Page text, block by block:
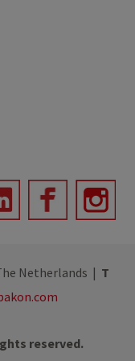
Netherlands | T
reserved.